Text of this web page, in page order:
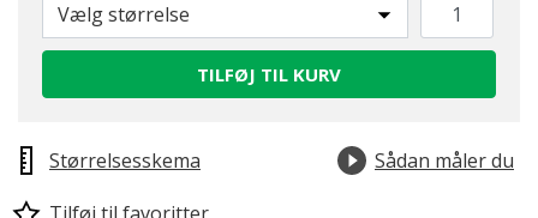
Vælg størrelse
TILFØJ TIL KURV
Størrelsesskema
Sådan måler du